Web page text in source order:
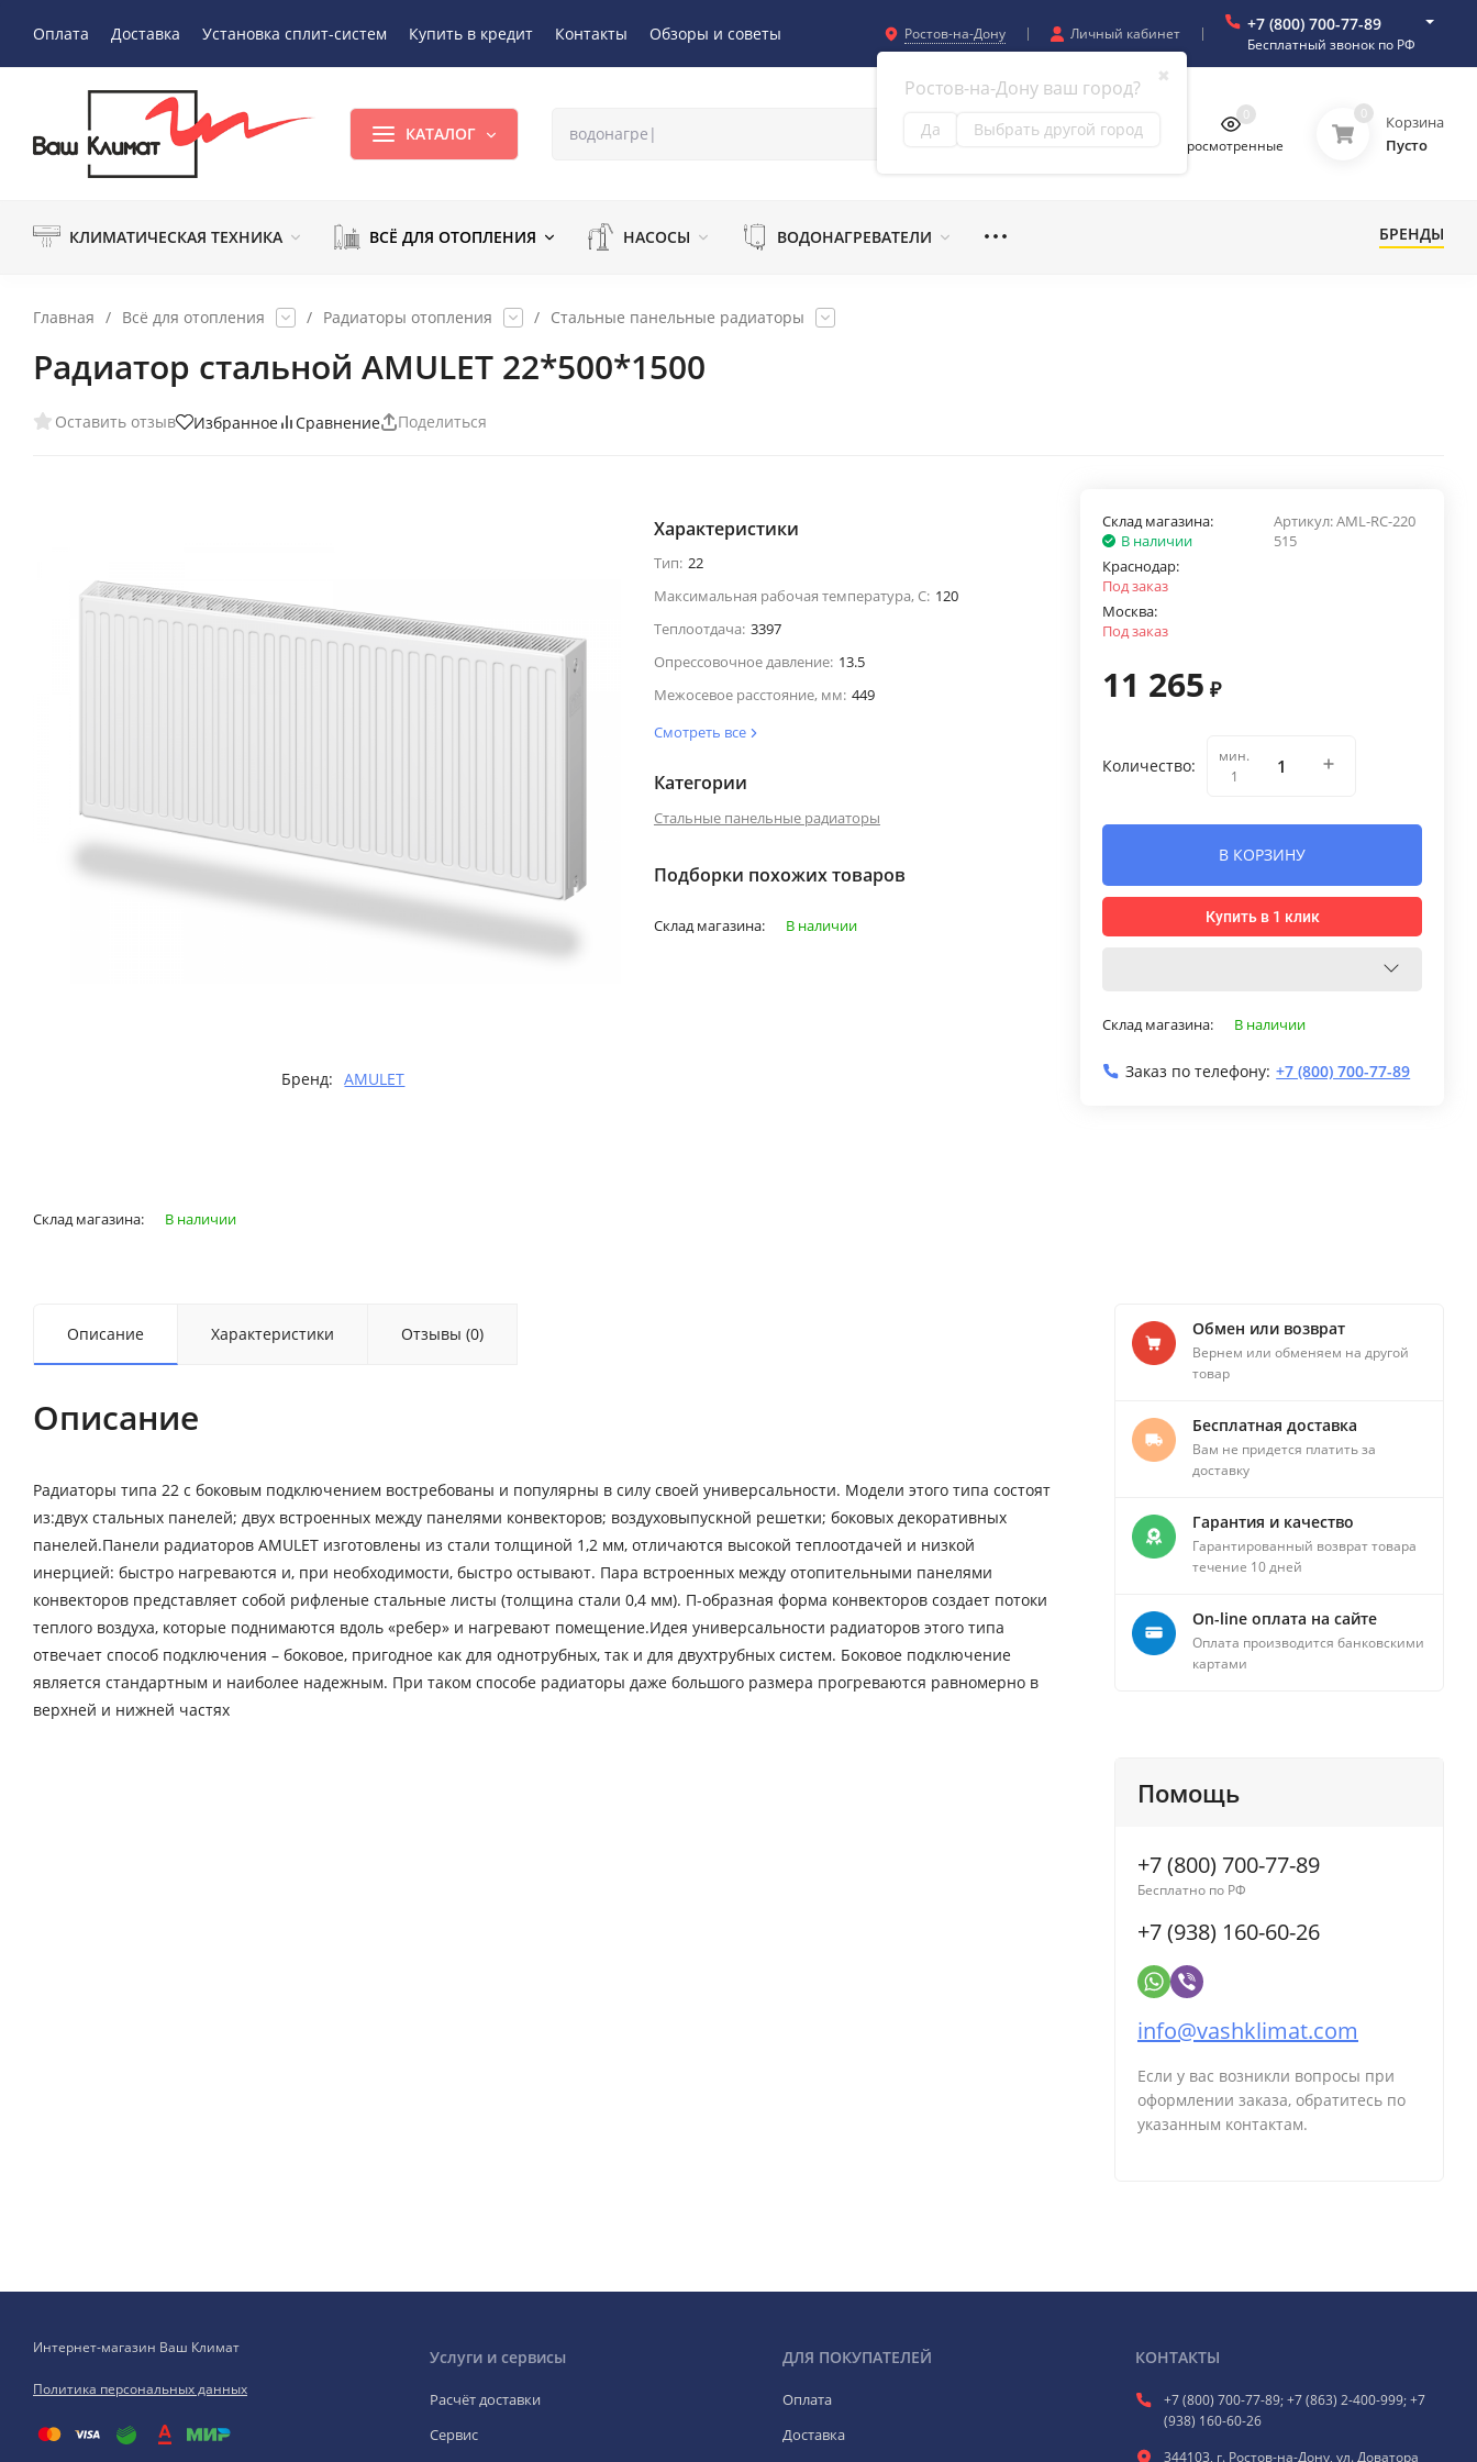
Оплата Доставка Установка сплит-систем Купить в кредит Контакты Обзоры и советы Ростов-на-Дону
✖
Ростов-на-Дону ваш город?
Да Выбрать другой город
Личный кабинет +7 (800) 700-77-89
Бесплатный звонок по РФ
КАТАЛОГ
Просмотренные
0 0
Корзина
Пусто
КЛИМАТИЧЕСКАЯ ТЕХНИКА ВСЁ ДЛЯ ОТОПЛЕНИЯ НАСОСЫ ВОДОНАГРЕВАТЕЛИ БРЕНДЫ
Главная / Всё для отопления / Радиаторы отопления / Стальные панельные радиаторы
Радиатор стальной AMULET 22*500*1500
Оставить отзыв Избранное Сравнение Поделиться
Бренд: AMULET
Характеристики
Тип: 22
Максимальная рабочая температура, С: 120
Теплоотдача: 3397
Опрессовочное давление: 13.5
Межосевое расстояние, мм: 449
Смотреть все
Категории
Стальные панельные радиаторы
Подборки похожих товаров
Склад магазина: В наличии
Артикул:AML-RС-220
515
Склад магазина:
В наличии
Краснодар:
Под заказ
Москва:
Под заказ
11 265 ₽
Количество:
мин.
1
В КОРЗИНУ
Купить в 1 клик
Склад магазина: В наличии
Заказ по телефону: +7 (800) 700-77-89
Склад магазина: В наличии
Описание Характеристики Отзывы (0)
Описание
Радиаторы типа 22 с боковым подключением востребованы и популярны в силу своей универсальности. Модели этого типа состоят
из:двух стальных панелей; двух встроенных между панелями конвекторов; воздуховыпускной решетки; боковых декоративных
панелей.Панели радиаторов AMULET изготовлены из стали толщиной 1,2 мм, отличаются высокой теплоотдачей и низкой
инерцией: быстро нагреваются и, при необходимости, быстро остывают. Пара встроенных между отопительными панелями
конвекторов представляет собой рифленые стальные листы (толщина стали 0,4 мм). П-образная форма конвекторов создает потоки
теплого воздуха, которые поднимаются вдоль «ребер» и нагревают помещение.Идея универсальности радиаторов этого типа
отвечает способ подключения – боковое, пригодное как для однотрубных, так и для двухтрубных систем. Боковое подключение
является стандартным и наиболее надежным. При таком способе радиаторы даже большого размера прогреваются равномерно в
верхней и нижней частях
Обмен или возврат
Вернем или обменяем на другой
товар
Бесплатная доставка
Вам не придется платить за
доставку
Гарантия и качество
Гарантированный возврат товара
течение 10 дней
On-line оплата на сайте
Оплата производится банковскими
картами
Помощь
+7 (800) 700-77-89
Бесплатно по РФ
+7 (938) 160-60-26
info@vashklimat.com
Если у вас возникли вопросы при
оформлении заказа, обратитесь по
указанным контактам.
Интернет-магазин Ваш Климат
Политика персональных данных
Услуги и сервисы
Расчёт доставки
Сервис
ДЛЯ ПОКУПАТЕЛЕЙ
Оплата
Доставка
КОНТАКТЫ
+7 (800) 700-77-89; +7 (863) 2-400-999; +7
(938) 160-60-26
344103, г. Ростов-на-Дону, ул. Доватора